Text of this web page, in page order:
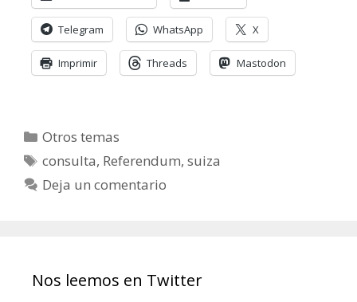
Telegram WhatsApp X
Imprimir Threads Mastodon
Categorías
Otros temas
Etiquetas
consulta, Referendum,suiza
Deja un comentario
Nos leemos en Twitter